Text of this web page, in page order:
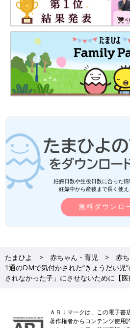
妊娠日数や生後日数に合った
妊娠中から産後まで長く使え
無料ダウンロ
たまひよ 赤ちゃん・育児
赤
1通のDMで気付かされた“きょうだい児
されなかった子」にさせないために【医
ＡＢＪマークは、この電子書
著作権者からコンテンツ使用